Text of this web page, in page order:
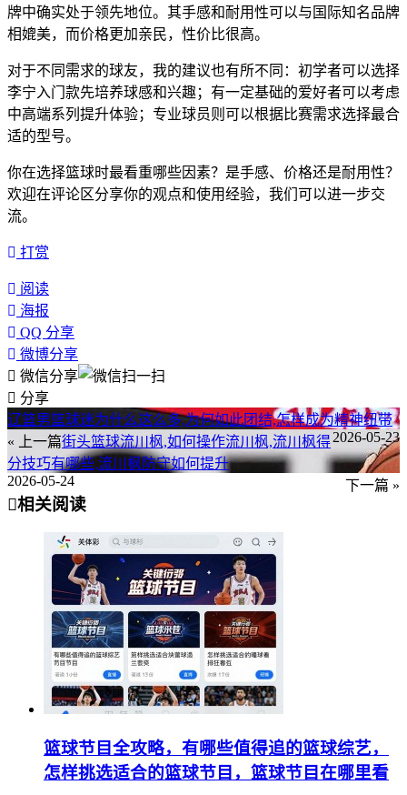
牌中确实处于领先地位。其手感和耐用性可以与国际知名品牌
相媲美，而价格更加亲民，性价比很高。
对于不同需求的球友，我的建议也有所不同：初学者可以选择
李宁入门款先培养球感和兴趣；有一定基础的爱好者可以考虑
中高端系列提升体验；专业球员则可以根据比赛需求选择最合
适的型号。
你在选择篮球时最看重哪些因素？是手感、价格还是耐用性？
欢迎在评论区分享你的观点和使用经验，我们可以进一步交
流。
打赏
阅读
海报
QQ 分享
微博分享
微信分享
分享
辽篮男篮球迷为什么这么多,为何如此团结,怎样成为精神纽带
« 上一篇
2026-05-23
街头篮球流川枫,如何操作流川枫,流川枫得
分技巧有哪些,流川枫防守如何提升
下一篇 »
2026-05-24
相关阅读
篮球节目全攻略，有哪些值得追的篮球综艺，
怎样挑选适合的篮球节目，篮球节目在哪里看